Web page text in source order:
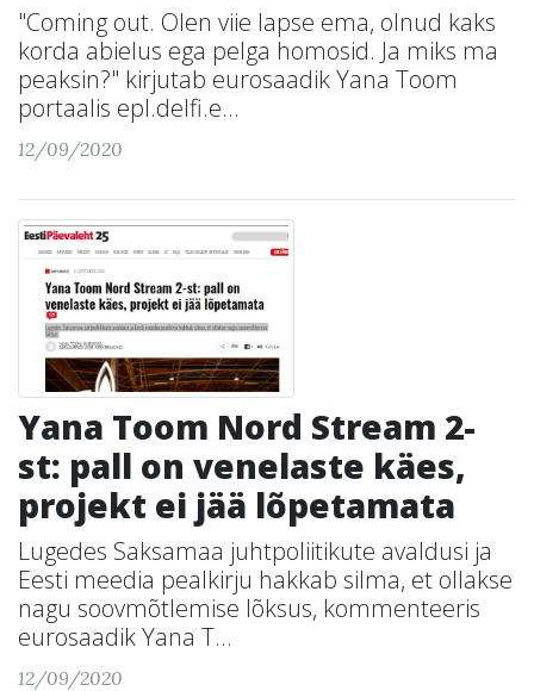
"Coming out. Olen viie lapse ema, olnud kaks
korda abielus ega pelga homosid. Ja miks ma
peaksin?" kirjutab eurosaadik Yana Toom
portaalis epl.delfi.e...
12/09/2020
Yana Toom Nord Stream 2-
st: pall on venelaste käes,
projekt ei jää lõpetamata
Lugedes Saksamaa juhtpoliitikute avaldusi ja
Eesti meedia pealkirju hakkab silma, et ollakse
nagu soovmõtlemise lõksus, kommenteeris
eurosaadik Yana T...
12/09/2020